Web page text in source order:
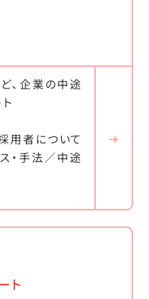
、企業の中途
用者について
・手法／中途
ト